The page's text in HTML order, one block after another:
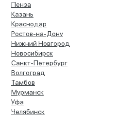
Пенза
Казань
Краснодар
Ростов-на-Дону
Нижний Новгород
Новосибирск
Санкт-Петербург
Волгоград
Тамбов
Мурманск
Уфа
Челябинск